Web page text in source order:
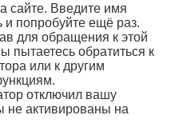
сайте. Введите имя
и попробуйте ещё раз.
для обращения к этой
пытаетесь обратиться к
или к другим
отключил вашу
не активированы на